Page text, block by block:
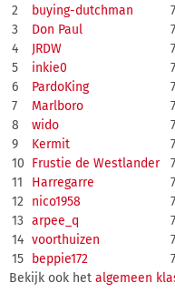
2
buying-dutchman 7
3
Don Paul 7
4
JRDW 7
5
inkie0 7
6
PardoKing 7
7
Marlboro 7
8
wido 7
9
Kermit 7
10 Frustie de Westlander 7
11
Harregarre 7
12 nico1958 7
13 arpee_q 7
14 voorthuizen 7
15
beppie172 7
Bekijk ook het algemeen